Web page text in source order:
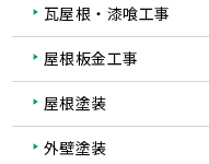
瓦屋根・漆喰工事
屋根板金工事
屋根塗装
外壁塗装